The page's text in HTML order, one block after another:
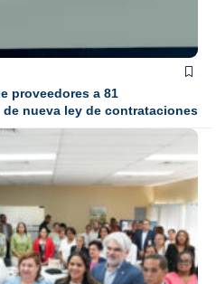
proveedores a 81
nueva ley de contrataciones